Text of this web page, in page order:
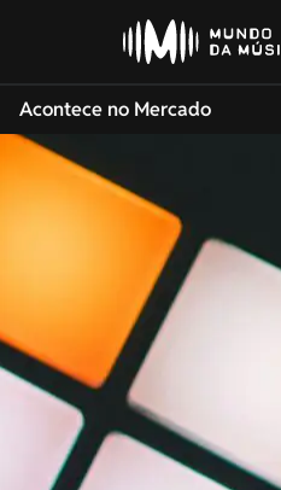
Acontece no Mercado